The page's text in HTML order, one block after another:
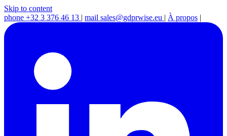
Skip to content
phone +32 3 376 46 13 | mail sales@gdprwise.eu | À propos |